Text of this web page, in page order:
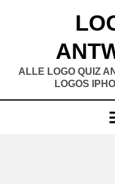
ALLE LOGO QUIZ
LOGOS